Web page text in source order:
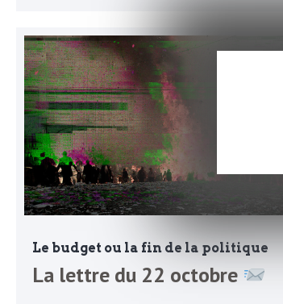
b
r
i
e
f
a
L
e
t
t
r
e
d
e
Le budget ou la fin de la politique
La lettre du 22 octobre